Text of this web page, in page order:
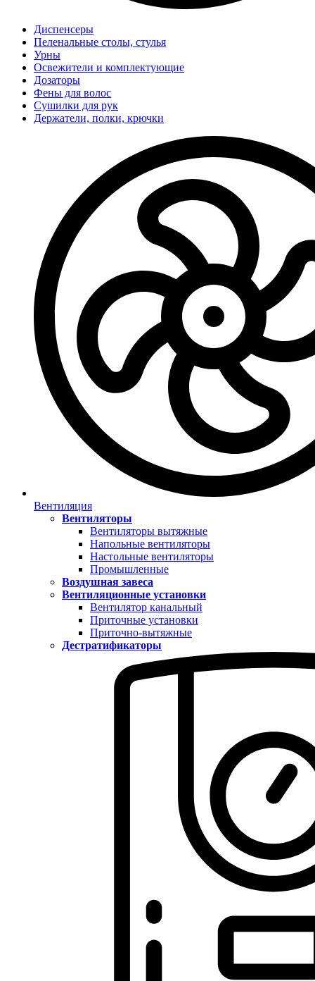
Диспенсеры
Пеленальные столы, стулья
Урны
Освежители и комплектующие
Дозаторы
Фены для волос
Сушилки для рук
Держатели, полки, крючки
Вентиляция
Вентиляторы
Вентиляторы вытяжные
Напольные вентиляторы
Настольные вентиляторы
Промышленные
Воздушная завеса
Вентиляционные установки
Вентилятор канальный
Приточные установки
Приточно-вытяжные
Дестратификаторы